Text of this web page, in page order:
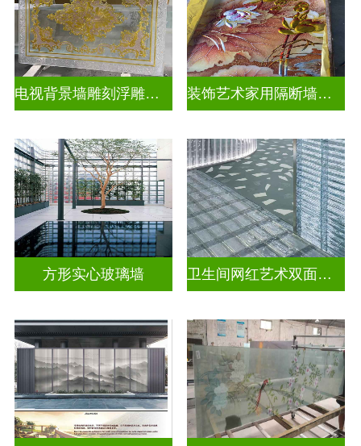
电视背景墙雕刻浮雕玻璃 装饰艺术家用隔断墙彩绘深雕浮雕玻璃
方形实心玻璃墙 卫生间网红艺术双面热熔砖